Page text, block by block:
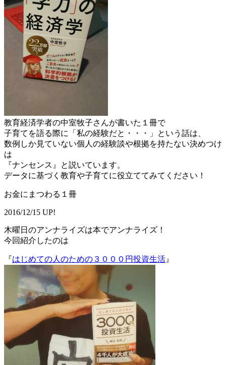
教育経済学者の中室牧子さんが書いた１冊で
子育てを語る際に「私の経験だと・・・」という話は、
数例しか見ていない個人の経験談や根拠を持たない決めつけ
は
『ナンセンス』と説いています。
データに基づく教育や子育てに役立ててみてください！
お金にまつわる１冊
2016/12/15 UP!
木曜日のアンナライズは本でアンナライズ！
今回紹介したのは
『はじめての人のための３０００円投資生活 』